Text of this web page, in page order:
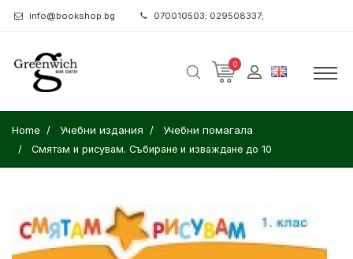
info@bookshop.bg 070010503; 029508337;
0
Home Учебни издания Учебни помагала
Смятам и рисувам. Събиране и изваждане до 10